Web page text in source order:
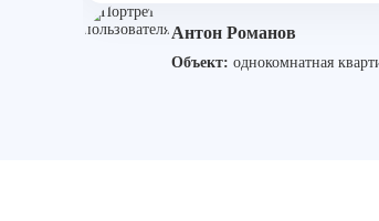
Антон Романов
Объект: однокомнатная